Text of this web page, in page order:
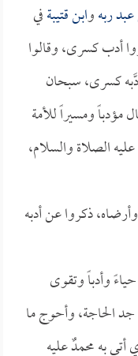
ربهوابن قتيبةفي
أدب كسرى، وقالوا
كسرى، سبحان
ومسيراً للأمة
الصلاة والسلام،
ذكروا عن أدبه
وأدباً وتقوى
الحاجة، وأحوج ما
أتى به محمدٌ عليه